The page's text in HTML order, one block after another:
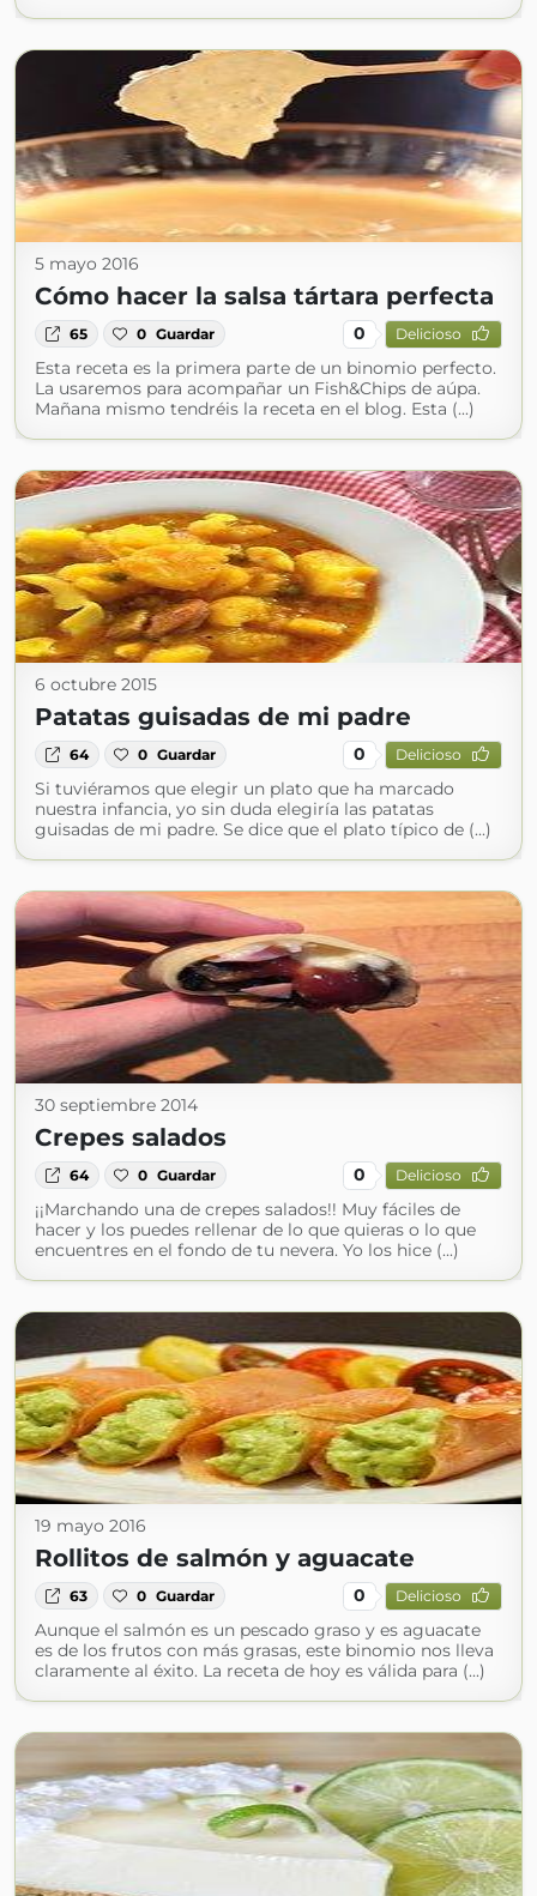
5 mayo 2016
Cómo hacer la salsa tártara perfecta
65 0 Guardar 0 Delicioso
Esta receta es la primera parte de un binomio perfecto.
La usaremos para acompañar un Fish&Chips de aúpa.
Mañana mismo tendréis la receta en el blog. Esta (...)
6 octubre 2015
Patatas guisadas de mi padre
64 0 Guardar 0 Delicioso
Si tuviéramos que elegir un plato que ha marcado
nuestra infancia, yo sin duda elegiría las patatas
guisadas de mi padre. Se dice que el plato típico de (...)
30 septiembre 2014
Crepes salados
64 0 Guardar 0 Delicioso
¡¡Marchando una de crepes salados!! Muy fáciles de
hacer y los puedes rellenar de lo que quieras o lo que
encuentres en el fondo de tu nevera. Yo los hice (...)
19 mayo 2016
Rollitos de salmón y aguacate
63 0 Guardar 0 Delicioso
Aunque el salmón es un pescado graso y es aguacate
es de los frutos con más grasas, este binomio nos lleva
claramente al éxito. La receta de hoy es válida para (...)